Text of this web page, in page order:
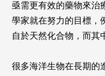
亟需更有效的藥物來治
學家就在努力的目標，
自於天然化合物，而其
很多海洋生物在長期的